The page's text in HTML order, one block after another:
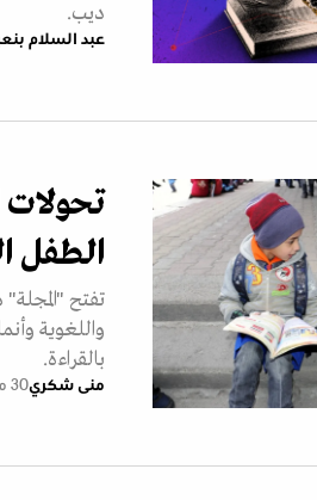
ديب.
عبد السلام
تحولات
الطفل
تفتح
واللغوية
بالقراءة.
منى شكري30 مايو 2026